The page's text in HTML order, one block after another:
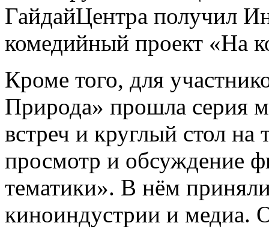
ГайдайЦентра получил
комедийный проект «На
Кроме того, для
Природа» прошла серия
встреч и круглый стол на
просмотр и обсуждение
тематики». В нём
киноиндустрии и медиа.